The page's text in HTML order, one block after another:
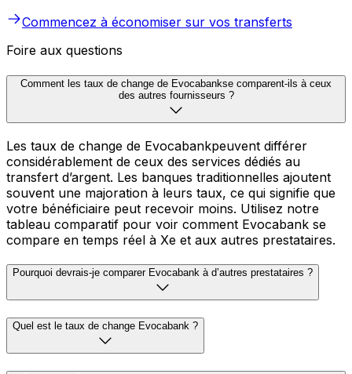
Commencez à économiser sur vos transferts
Foire aux questions
Comment les taux de change de Evocabankse comparent-ils à ceux
des autres fournisseurs ?
Les taux de change de Evocabankpeuvent différer
considérablement de ceux des services dédiés au
transfert d’argent. Les banques traditionnelles ajoutent
souvent une majoration à leurs taux, ce qui signifie que
votre bénéficiaire peut recevoir moins. Utilisez notre
tableau comparatif pour voir comment Evocabank se
compare en temps réel à Xe et aux autres prestataires.
Pourquoi devrais-je comparer Evocabank à d’autres prestataires ?
Quel est le taux de change Evocabank ?